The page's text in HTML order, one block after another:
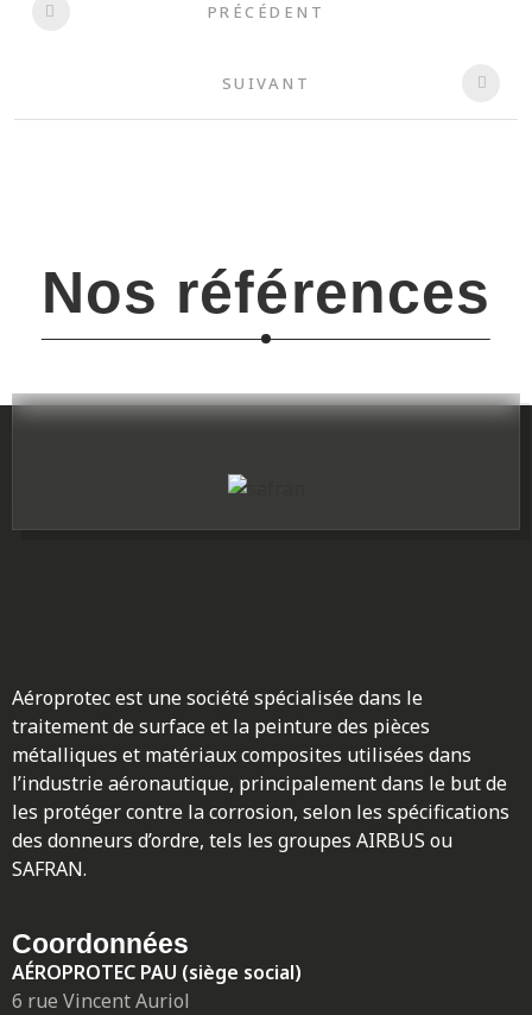
PRÉCÉDENT
SUIVANT
Nos références
Aéroprotec est une société spécialisée dans le
traitement de surface et la peinture des pièces
métalliques et matériaux composites utilisées dans
l’industrie aéronautique, principalement dans le but de
les protéger contre la corrosion, selon les spécifications
des donneurs d’ordre, tels les groupes AIRBUS ou
SAFRAN.
Coordonnées
AÉROPROTEC PAU (siège social)
6 rue Vincent Auriol